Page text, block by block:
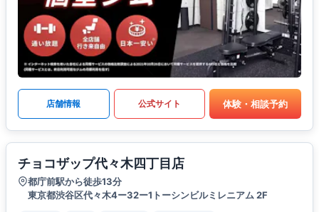
店舗情報 公式サイト 体験・相談予約
チョコザップ代々木四丁目店
都庁前駅から徒歩13分
東京都渋谷区代々木4ー32ー1トーシンビルミレニアム 2F